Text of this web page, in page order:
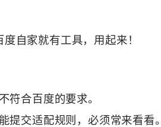
自家就有工具，用起来！
符合百度的要求。
提交适配规则，必须常来看看。